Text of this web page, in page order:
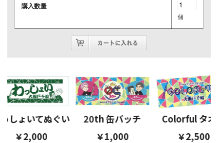
購入数量
個
しょいてぬぐい
￥2,000
20th 缶バッチ
￥1,000
Colorful タオ
￥2,500